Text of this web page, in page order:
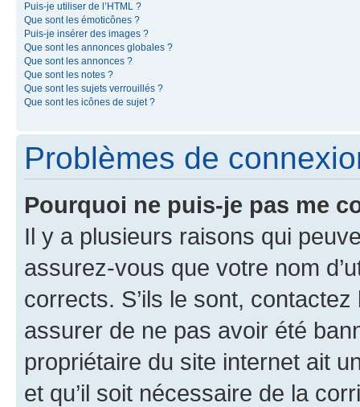
Puis-je utiliser de l’HTML ?
Que sont les émoticônes ?
Puis-je insérer des images ?
Que sont les annonces globales ?
Que sont les annonces ?
Que sont les notes ?
Que sont les sujets verrouillés ?
Que sont les icônes de sujet ?
Problèmes de
Pourquoi ne puis-je pas me
Il y a plusieurs raisons qui
assurez-vous que votre nom
corrects. S’ils le sont,
assurer de ne pas avoir été
propriétaire du site internet ait
et qu’il soit nécessaire de la